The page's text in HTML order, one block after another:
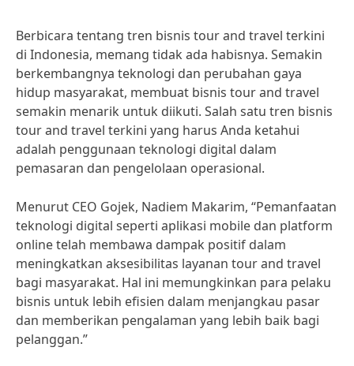
Berbicara tentang tren bisnis tour and travel terkini
di Indonesia, memang tidak ada habisnya. Semakin
berkembangnya teknologi dan perubahan gaya
hidup masyarakat, membuat bisnis tour and travel
semakin menarik untuk diikuti. Salah satu tren bisnis
tour and travel terkini yang harus Anda ketahui
adalah penggunaan teknologi digital dalam
pemasaran dan pengelolaan operasional.
Menurut CEO Gojek, Nadiem Makarim, “Pemanfaatan
teknologi digital seperti aplikasi mobile dan platform
online telah membawa dampak positif dalam
meningkatkan aksesibilitas layanan tour and travel
bagi masyarakat. Hal ini memungkinkan para pelaku
bisnis untuk lebih efisien dalam menjangkau pasar
dan memberikan pengalaman yang lebih baik bagi
pelanggan.”